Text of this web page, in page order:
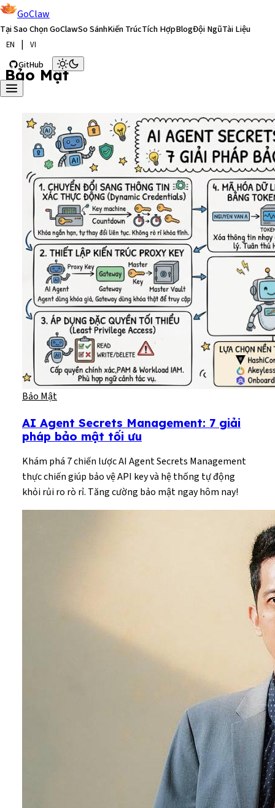
GoClaw
Tại Sao Chọn GoClawSo SánhKiến TrúcTích HợpBlogĐội NgũTài Liệu
EN | VI
GitHub
Bảo Mật
Bảo Mật
AI Agent Secrets Management: 7 giải
pháp bảo mật tối ưu
Khám phá 7 chiến lược AI Agent Secrets Management
thực chiến giúp bảo vệ API key và hệ thống tự động
khỏi rủi ro rò rỉ. Tăng cường bảo mật ngay hôm nay!